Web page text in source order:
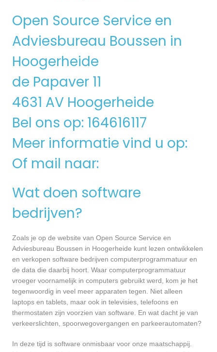
Open Source Service en
Adviesbureau Boussen in
Hoogerheide
de Papaver 11
4631 AV Hoogerheide
Bel ons op: 164616117
Meer informatie vind u op:
Of mail naar:
Wat doen software
bedrijven?
Zoals je op de website van Open Source Service en
Adviesbureau Boussen in Hoogerheide kunt lezen ontwikkelen
en verkopen software bedrijven computerprogrammatuur en
de data die daarbij hoort. Waar computerprogrammatuur
vroeger voornamelijk in computers gebruikt werd, kom je het
tegenwoordig in veel meer apparaten tegen. Niet alleen
laptops en tablets, maar ook in televisies, telefoons en
thermostaten zijn voorzien van software. En wat dacht je van
verkeerslichten, spoorwegovergangen en parkeerautomaten?
In deze tijd is software onmisbaar voor onze maatschappij.